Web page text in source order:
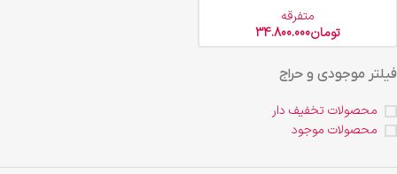
فیلتر موجودی و حراج
محصولات تخفیف دار
محصولات موجود
متفرقه
تومان34.800.000